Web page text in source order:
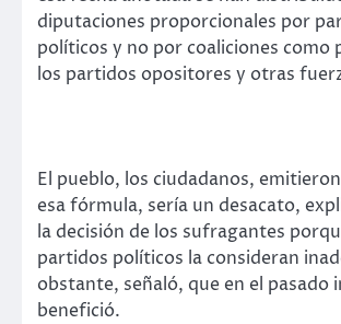
diputaciones proporcionales por
políticos y no por coaliciones como
los partidos opositores y otras
El pueblo, los ciudadanos,
esa fórmula, sería un desacato,
la decisión de los sufragantes
partidos políticos la consideran
obstante, señaló, que en el pasado
benefició.